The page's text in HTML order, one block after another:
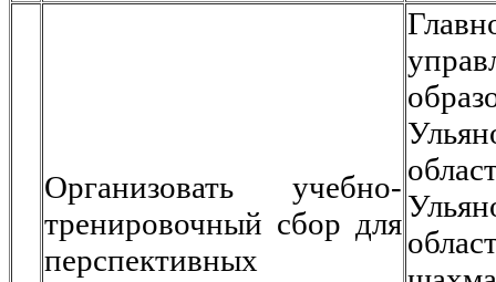
Организовать учебно-
тренировочный сбор для
перспективных